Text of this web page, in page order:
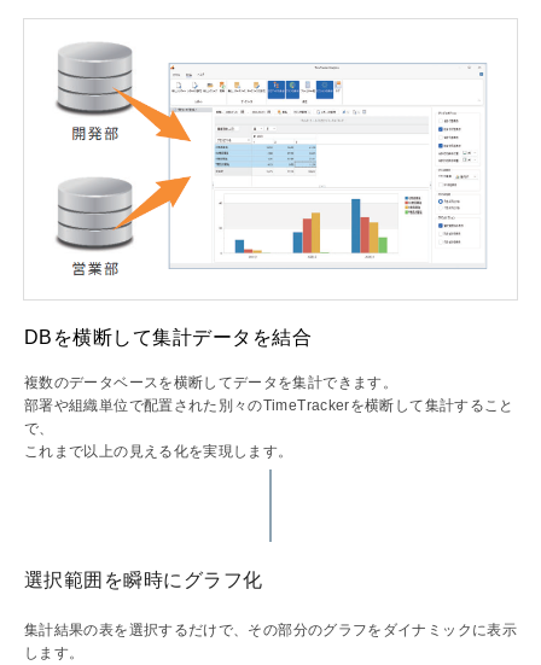
DBを横断して集計データを結合
複数のデータベースを横断してデータを集計できます。
部署や組織単位で配置された別々のTimeTrackerを横断して集計すること
で、
これまで以上の見える化を実現します。
選択範囲を瞬時にグラフ化
集計結果の表を選択するだけで、その部分のグラフをダイナミックに表示
します。